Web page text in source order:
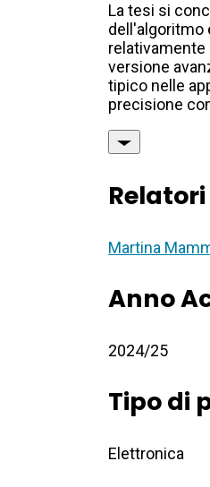
La tesi si
dell'algoritmo
versione
tipico nelle
precisione
Relatori
Martina
Anno
2024/25
Tipo di
Elettronica